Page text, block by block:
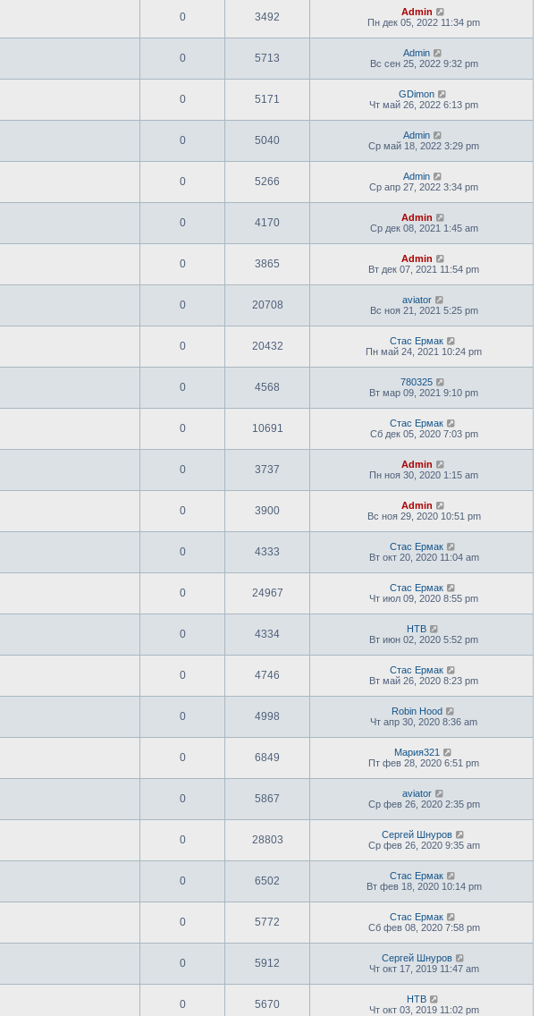
0 3492
Admin
Пн дек 05, 2022 11:34 pm
0 5713
Admin
Вс сен 25, 2022 9:32 pm
0 5171
GDimon
Чт май 26, 2022 6:13 pm
0 5040
Admin
Ср май 18, 2022 3:29 pm
0 5266
Admin
Ср апр 27, 2022 3:34 pm
0 4170
Admin
Ср дек 08, 2021 1:45 am
0 3865
Admin
Вт дек 07, 2021 11:54 pm
0 20708
aviator
Вс ноя 21, 2021 5:25 pm
0 20432
Стас Ермак
Пн май 24, 2021 10:24 pm
0 4568
780325
Вт мар 09, 2021 9:10 pm
0 10691
Стас Ермак
Сб дек 05, 2020 7:03 pm
0 3737
Admin
Пн ноя 30, 2020 1:15 am
0 3900
Admin
Вс ноя 29, 2020 10:51 pm
0 4333
Стас Ермак
Вт окт 20, 2020 11:04 am
0 24967
Стас Ермак
Чт июл 09, 2020 8:55 pm
0 4334
НТВ
Вт июн 02, 2020 5:52 pm
0 4746
Стас Ермак
Вт май 26, 2020 8:23 pm
0 4998
Robin Hood
Чт апр 30, 2020 8:36 am
0 6849
Мария321
Пт фев 28, 2020 6:51 pm
0 5867
aviator
Ср фев 26, 2020 2:35 pm
0 28803
Сергей Шнуров
Ср фев 26, 2020 9:35 am
0 6502
Стас Ермак
Вт фев 18, 2020 10:14 pm
0 5772
Стас Ермак
Сб фев 08, 2020 7:58 pm
0 5912
Сергей Шнуров
Чт окт 17, 2019 11:47 am
0 5670
НТВ
Чт окт 03, 2019 11:02 pm